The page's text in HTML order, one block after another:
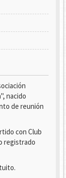
nacido
de reunión
con Club
registrado